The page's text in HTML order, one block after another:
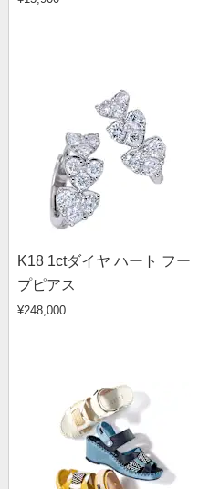
K18 1ctダイヤ ハート フー
プピアス
¥248,000